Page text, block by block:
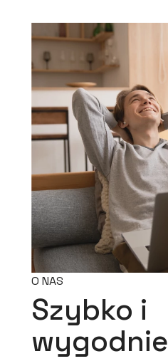
O NAS
Szybko i
wygodnie